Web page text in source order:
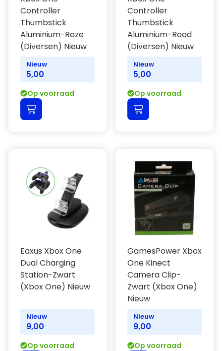
Controller
Thumbstick
Aluminium-Roze
(Diversen) Nieuw
Nieuw
5,00
Op voorraad
Controller
Thumbstick
Aluminium-Rood
(Diversen) Nieuw
Nieuw
5,00
Op voorraad
Eaxus Xbox One
Dual Charging
Station-Zwart
(Xbox One) Nieuw
Nieuw
9,00
Op voorraad
GamesPower Xbox
One Kinect
Camera Clip-
Zwart (Xbox One)
Nieuw
Nieuw
9,00
Op voorraad